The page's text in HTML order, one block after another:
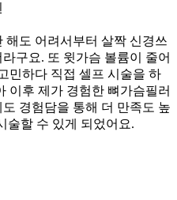
해도 어려서부터 살짝 신경쓰
구요. 또 윗가슴 볼륨이 줄어
민하다 직접 셀프 시술을 하
이후 제가 경험한 뼈가슴필러
경험담을 통해 더 만족도 높
술할 수 있게 되었어요.